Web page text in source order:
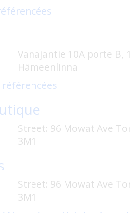
Vanajantie 10A porte B,
Hämeenlinna
Street: 96 Mowat Ave
3M1
Street: 96 Mowat Ave
3M1